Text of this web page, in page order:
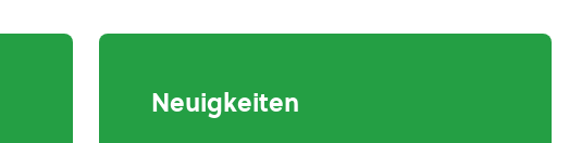
Neuigkeiten